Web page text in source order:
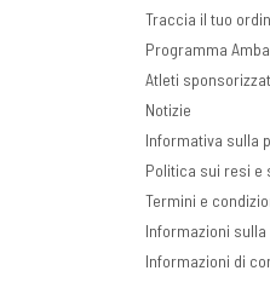
Traccia il tuo
Programma
Atleti
Notizie
Informativa sulla
Politica sui resi e
Termini e
Informazioni
Informazioni di